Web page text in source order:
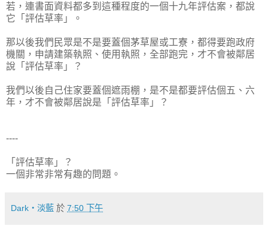
若，連書面資料都多到這種程度的一個十九年評估案，都說
它「評估草率」。
那以後我們民眾是不是要蓋個茅草屋或工寮，都得要跑政府
機關，申請建築執照、使用執照，全部跑完，才不會被鄰居
說「評估草率」？
我們以後自己住家要蓋個遮雨棚，是不是都要評估個五、六
年，才不會被鄰居說是「評估草率」？
----
「評估草率」？
一個非常非常有趣的問題。
Dark‧淡藍 於 7:50 下午